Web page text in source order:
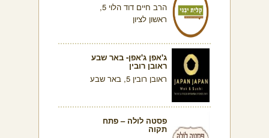
הרב חיים דוד הלוי 5,
ראשון לציון
ג'אפן ג'אפן- באר שבע
ראובן רובין
ראובן רובין 5, באר שבע
פסטה לולה – פתח
תקוה